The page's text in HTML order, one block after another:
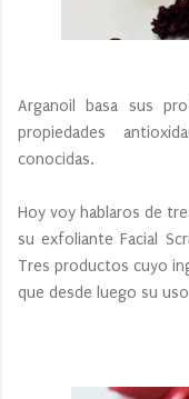
Arganoil basa sus
propiedades
conocidas.
Hoy voy hablaros de
su exfoliante Facial
Tres productos cuyo
que desde luego su